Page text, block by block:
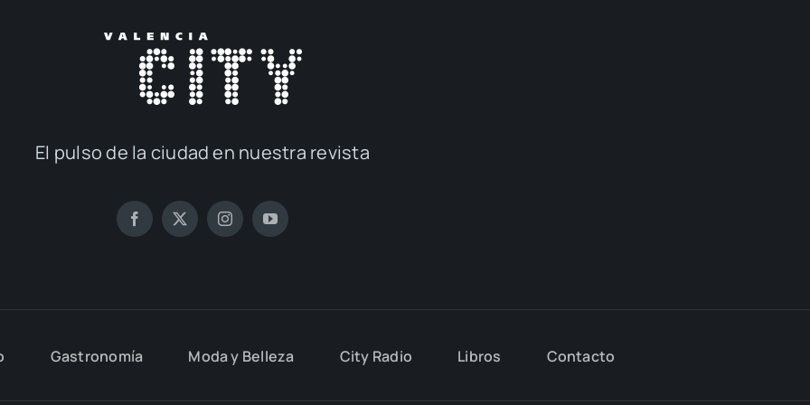
El pul­so de la ciu­dad en nues­tra revis­ta
Gas­tro­no­mía Moda y Belle­za City Radio Libros Con­tac­to